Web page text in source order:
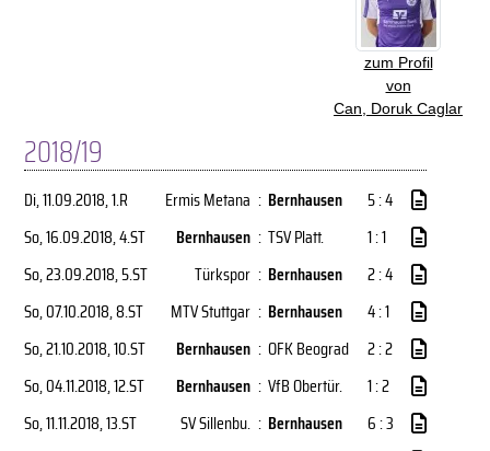
zum Profil
von
Can, Doruk Caglar
2018/19
Di, 11.09.2018, 1.R Ermis Metana : Bernhausen
5 : 4
So, 16.09.2018, 4.ST Bernhausen : TSV Platt.
1 : 1
So, 23.09.2018, 5.ST Türkspor : Bernhausen
2 : 4
So, 07.10.2018, 8.ST MTV Stuttgar : Bernhausen
4 : 1
So, 21.10.2018, 10.ST Bernhausen : OFK Beograd
2 : 2
So, 04.11.2018, 12.ST Bernhausen : VfB Obertür.
1 : 2
So, 11.11.2018, 13.ST SV Sillenbu. : Bernhausen
6 : 3